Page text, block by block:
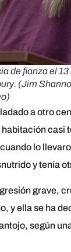
de fianza el 13
(Jim
a otro
casi
lo
y tenía
grave,
y ella se ha
según